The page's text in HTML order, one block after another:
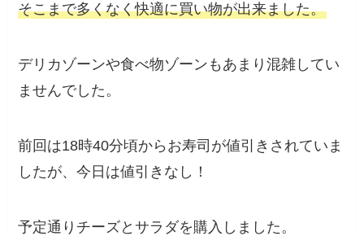
そこまで多くなく快適に買い物が出来ました。
デリカゾーンや食べ物ゾーンもあまり混雑してい
ませんでした。
前回は18時40分頃からお寿司が値引きされていま
したが、今日は値引きなし！
予定通りチーズとサラダを購入しました。